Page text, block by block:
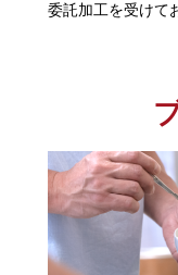
委託加工を受けて